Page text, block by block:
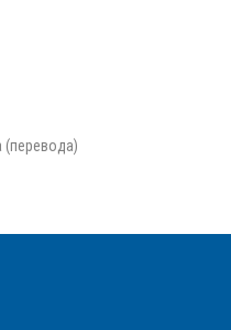
(перевода)